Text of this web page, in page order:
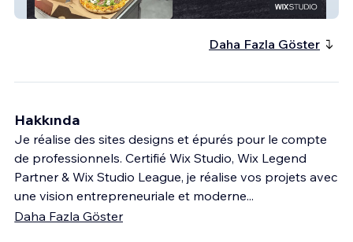
Le Yéti Pizzeria
Daha Fazla Göster
Hakkında
Je réalise des sites designs et épurés pour le compte
de professionnels. Certifié Wix Studio, Wix Legend
Partner & Wix Studio League, je réalise vos projets avec
une vision entrepreneuriale et moderne...
Daha Fazla Göster